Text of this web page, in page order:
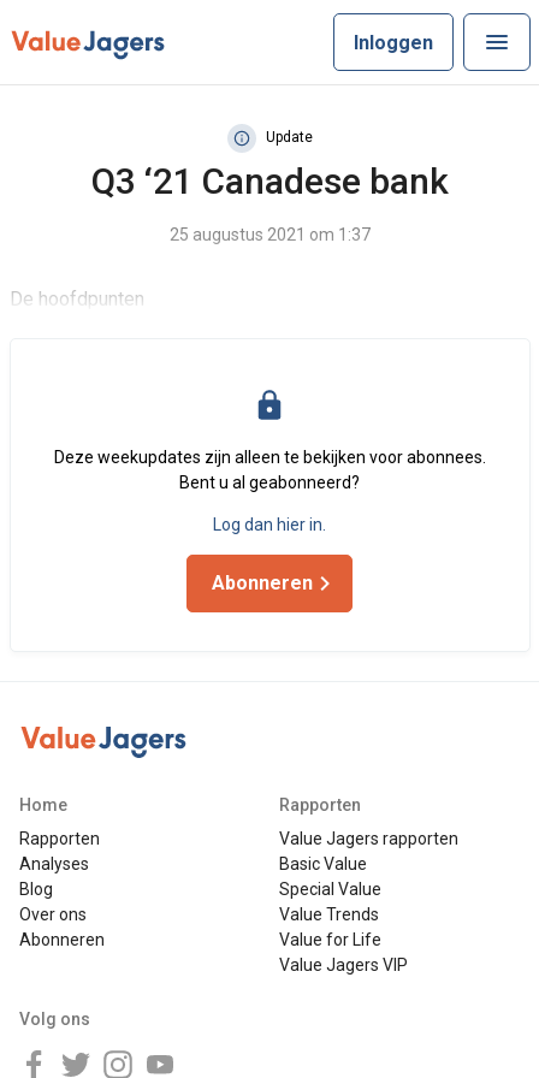
Inloggen
Update
Q3 ‘21 Canadese bank
25 augustus 2021 om 1:37
De hoofdpunten
Deze weekupdates zijn alleen te bekijken voor abonnees.
Bent u al geabonneerd?
Log dan hier in.
Abonneren
Home
Rapporten
Analyses
Blog
Over ons
Abonneren
Rapporten
Value Jagers rapporten
Basic Value
Special Value
Value Trends
Value for Life
Value Jagers VIP
Volg ons